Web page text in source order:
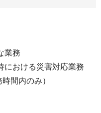
業務
おける災害対応業務
間内のみ）